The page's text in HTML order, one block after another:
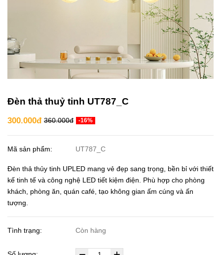
Đèn thả thuỷ tinh UT787_C
300.000đ 360.000đ -16%
Mã sản phẩm: UT787_C
Đèn thả thủy tinh UPLED mang vẻ đẹp sang trọng, bền bỉ với thiết
kế tinh tế và công nghệ LED tiết kiệm điện. Phù hợp cho phòng
khách, phòng ăn, quán café, tạo không gian ấm cúng và ấn
tượng.
Tình trạng: Còn hàng